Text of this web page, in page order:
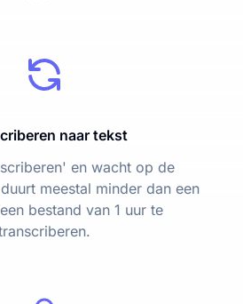
naar tekst
en wacht op de
meestal minder dan een
bestand van 1 uur te